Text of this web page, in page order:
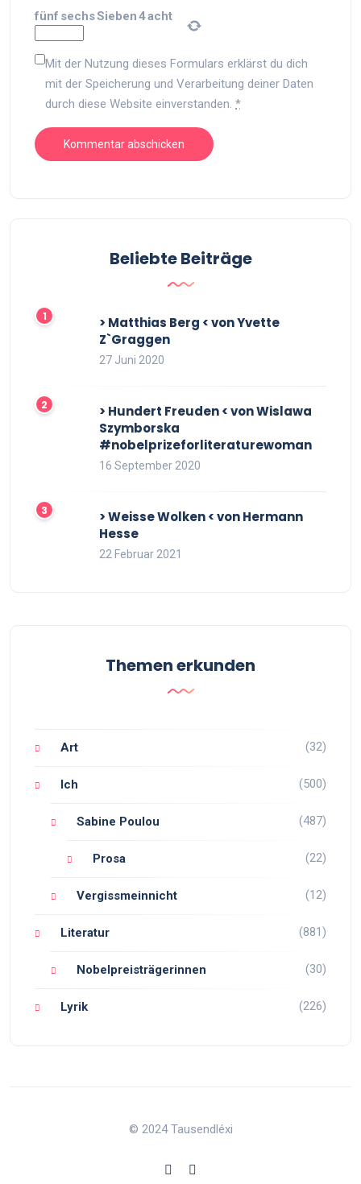
fünf sechsSieben4acht
Mit der Nutzung dieses Formulars erklärst du dich
mit der Speicherung und Verarbeitung deiner Daten
durch diese Website einverstanden. *
Beliebte Beiträge
> Matthias Berg < von Yvette
Z`Graggen
27 Juni 2020
> Hundert Freuden < von Wislawa
Szymborska
#nobelprizeforliteraturewoman
16 September 2020
> Weisse Wolken < von Hermann
Hesse
22 Februar 2021
Themen erkunden
Art (32)
Ich (500)
Sabine Poulou (487)
Prosa (22)
Vergissmeinnicht (12)
Literatur (881)
Nobelpreisträgerinnen (30)
Lyrik (226)
© 2024 Tausendléxi